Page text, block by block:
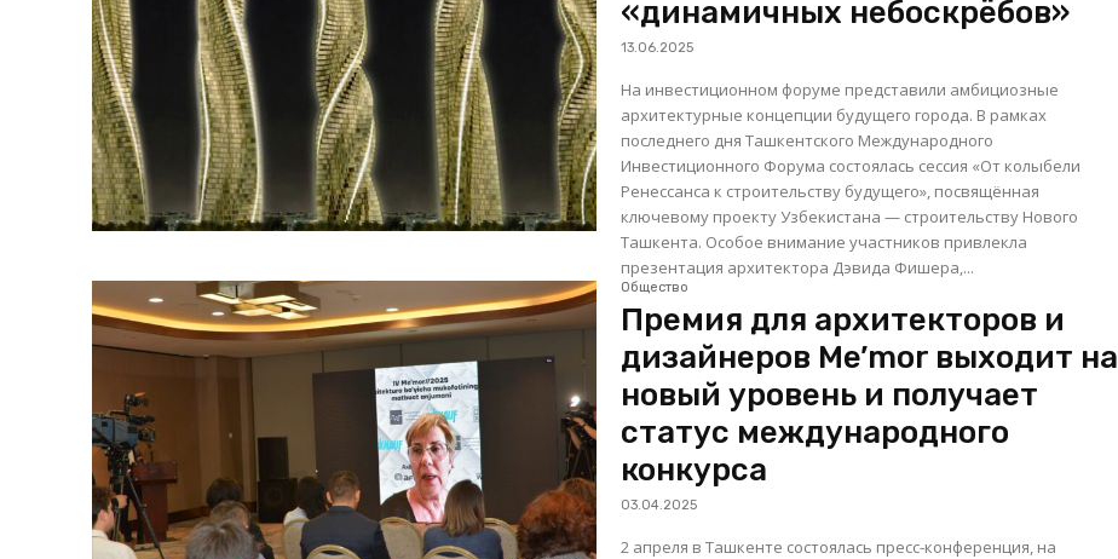
«динамичных небоскрёбов»
13.06.2025
На инвестиционном форуме представили амбициозные
архитектурные концепции будущего города. В рамках
последнего дня Ташкентского Международного
Инвестиционного Форума состоялась сессия «От колыбели
Ренессанса к строительству будущего», посвящённая
ключевому проекту Узбекистана — строительству Нового
Ташкента. Особое внимание участников привлекла
презентация архитектора Дэвида Фишера,...
Общество
Премия для архитекторов и
дизайнеров Me’mor выходит на
новый уровень и получает
статус международного
конкурса
03.04.2025
2 апреля в Ташкенте состоялась пресс-конференция, на